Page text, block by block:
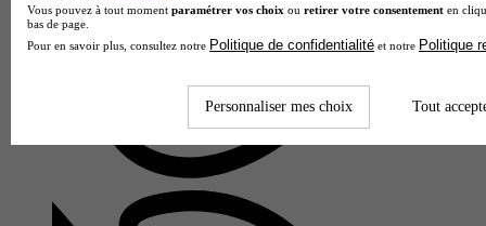
Bordeaux 33800
Le BTS Gestion de la PME du Lycée Nicolas Brémontier
forme des collaborateurs polyvalents capables de soutenir le
Vous pouvez à tout moment paramétrer vos choix ou retirer votre consentement en
bas de page.
Pour en savoir plus, consultez notre Politique de confidentialité et notre Politique
Personnaliser mes choix Tout